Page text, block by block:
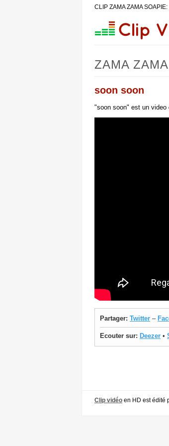
CLIP ZAMA ZAMA
ZAMA
soon soon
"soon soon" est un video
Partager: Twitter –
Ecouter sur: Deezer •
Clip vidéo en HD est édité